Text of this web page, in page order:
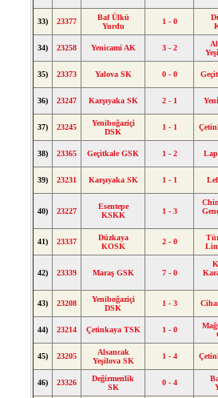
33) 23377
Baf Ülkü
Yurdu
1 - 0
34) 23258 Yenicami AK 3 - 2
35) 23373 Yalova SK 0 - 0
36) 23247 Karşıyaka SK 2 - 1
37) 23245
Yeniboğaziçi
DSK
1 - 1
38) 23365 Geçitkale GSK 1 - 2
39) 23231 Karşıyaka SK 1 - 1
40) 23227
Esentepe
KSKK
1 - 3
41) 23337
Düzkaya
KOSK
2 - 0
42) 23339 Maraş GSK 7 - 0
43) 23208
Yeniboğaziçi
DSK
1 - 3
44) 23214 Çetinkaya TSK 1 - 0
45) 23205
Alsancak
Yeşilova SK
1 - 4
46) 23326
Değirmenlik
SK
0 - 4